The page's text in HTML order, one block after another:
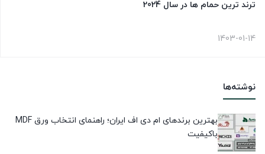
نوشته‌ها
بهترین برندهای ام دی اف ایران؛ راهنمای انتخاب ورق MDF
باکیفیت
ترند ترین حمام ها در سال 2024
1403-01-14